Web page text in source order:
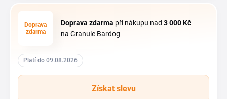
Doprava
zdarma
Doprava zdarma při nákupu nad 3000 Kč
na Granule Bardog
Platí do 09.08.2026
Získat slevu